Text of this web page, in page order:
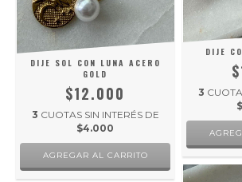
DIJE SOL CON LUNA ACERO
GOLD
$12.000
3 CUOTAS SIN INTERÉS DE
$4.000
DIJE
3